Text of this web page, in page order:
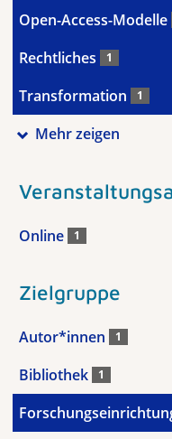
Open-Access-Modelle
Rechtliches 1
Transformation 1
Mehr zeigen
Online 1
Zielgruppe
Autor*innen 1
Bibliothek 1